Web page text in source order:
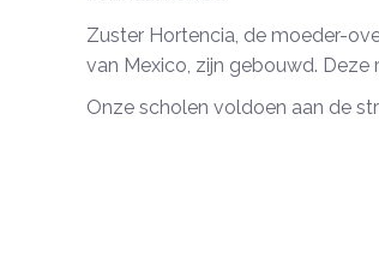
Zuster Hortencia, de moeder-
van Mexico, zijn gebouwd.
Onze scholen voldoen aan de